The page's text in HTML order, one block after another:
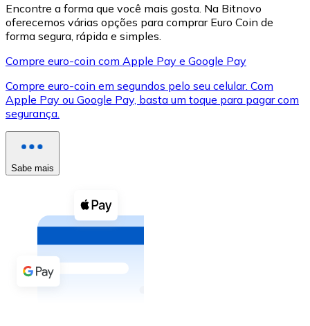
XRP
XRP
Ver tudo
Cupons cripto
Compre criptomoedas com dinheiro e outros
Comprar com dinheiro
Transferência SEPA
Encontre a forma que você mais gosta. Na Bitnovo
oferecemos várias opções para comprar Euro Coin de
forma segura, rápida e simples.
Compre euro-coin com Apple Pay e Google Pay
Compre euro-coin em segundos pelo seu celular. Com
Apple Pay ou Google Pay, basta um toque para pagar com
segurança.
Sabe mais